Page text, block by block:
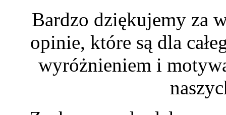
Bardzo dziękujemy za
opinie, które są dla
wyróżnieniem i